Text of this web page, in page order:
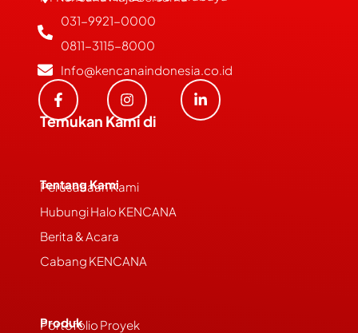
031-9921-0000
0811-3115-8000
Info@kencanaindonesia.co.id
Temukan Kami di
Tentang Kami
Perusahaan Kami
Hubungi Halo KENCANA
Berita & Acara
Cabang KENCANA
Produk
Portofolio Proyek